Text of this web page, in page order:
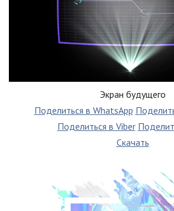
Экран будущего
Поделиться в WhatsApp
Поделиться в Viber
Скачать